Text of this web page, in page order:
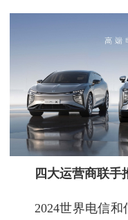
四大运营商联手
2024世界电信